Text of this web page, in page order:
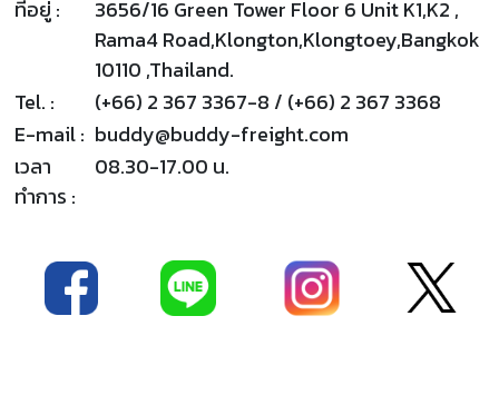
ที่อยู่ :
3656/16 Green Tower Floor 6 Unit K1,K2 ,
Rama4 Road,Klongton,Klongtoey,Bangkok
10110 ,Thailand.
Tel. :
(+66) 2 367 3367-8 / (+66) 2 367 3368
E-mail : buddy@buddy-freight.com
เวลา
ทำการ :
08.30-17.00 น.